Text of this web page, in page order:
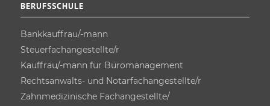
BERUFSSCHULE
Bankkauffrau/-mann
Steuerfach­angestellte/r
Kauffrau/-mann für Büro­management
Rechtsanwalts- und Notarfach­angestellte/r
Zahnmedizinische Fachangestellte/